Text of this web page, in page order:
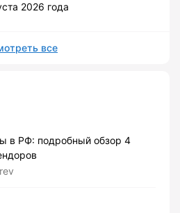
2026 года
все
в РФ: подробный обзор 4